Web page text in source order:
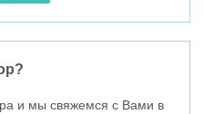
и мы свяжемся с Вами в